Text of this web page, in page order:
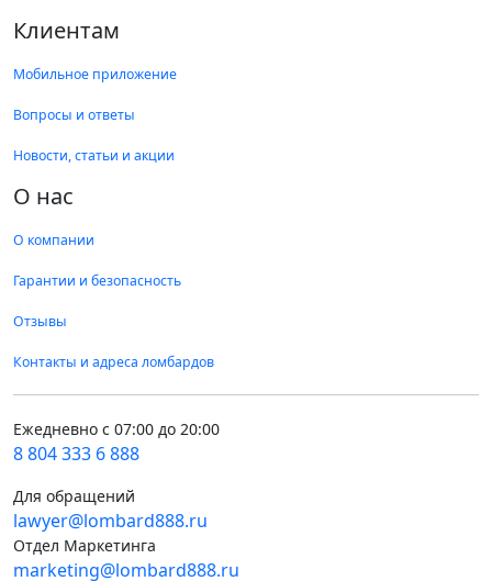
Клиентам
Мобильное приложение
Вопросы и ответы
Новости, статьи и акции
О нас
О компании
Гарантии и безопасность
Отзывы
Контакты и адреса ломбардов
Ежедневно с 07:00 до 20:00
8 804 333 6 888
Для обращений
lawyer@lombard888.ru
Отдел Маркетинга
marketing@lombard888.ru